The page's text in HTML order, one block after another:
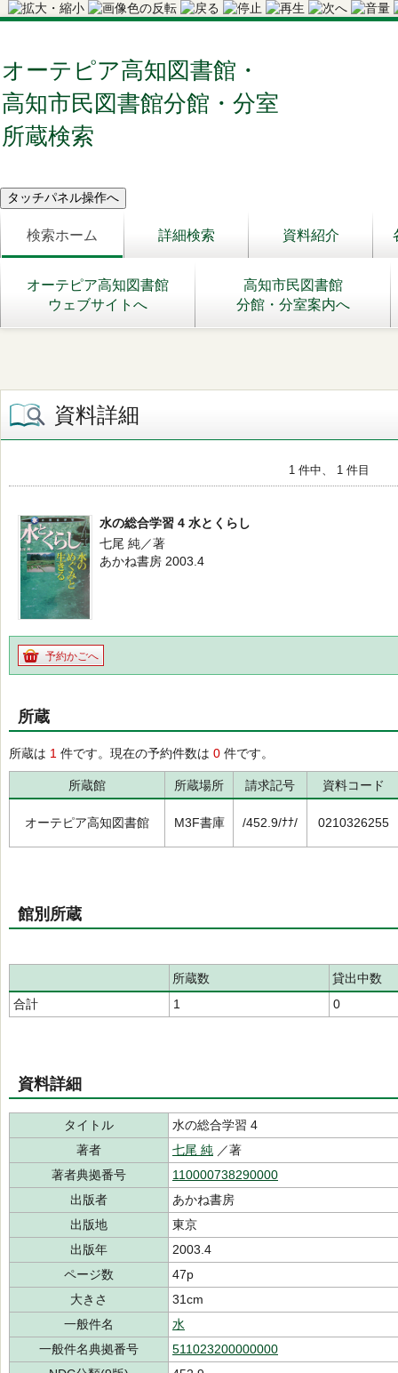
オーテピア高知図書館・
高知市民図書館分館・分室
所蔵検索
検索ホーム 詳細検索 資料紹介
オーテピア高知図書館
ウェブサイトへ
高知市民図書館
分館・分室案内へ
資料詳細
1 件中、 1 件目
水の総合学習 4 水とくらし
七尾 純／著
あかね書房 2003.4
予約かごへ
所蔵
所蔵は 1 件です。現在の予約件数は 0 件です。
所蔵館 所蔵場所 請求記号 資料コード
オーテピア高知図書館 M3F書庫 /452.9/ﾅﾅ/ 0210326255
館別所蔵
所蔵数
貸出中数
合計
1 0
資料詳細
タイトル
水の総合学習 4
著者
七尾 純 ／著
著者典拠番号
110000738290000
出版者
あかね書房
出版地
東京
出版年
2003.4
ページ数
47p
大きさ
31cm
一般件名
水
一般件名典拠番号
511023200000000